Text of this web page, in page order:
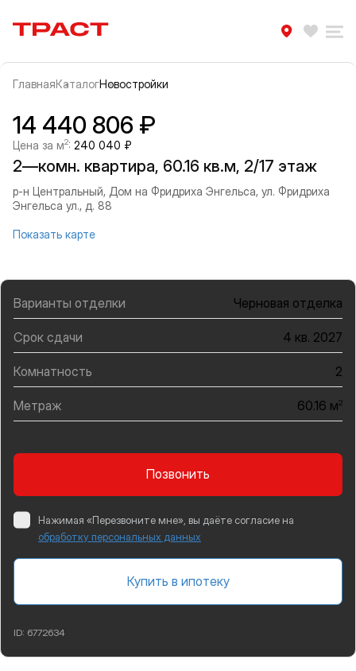
Траст | Служба недвижимости
ГлавнаяКаталогНовостройки
Информация об объекте
Галерея
14 440 806 ₽
Цена за м2: 240 040 ₽
2—комн. квартира, 60.16 кв.м, 2/17 этаж
р-н Центральный, Дом на Фридриха Энгельса, ул. Фридриха
Энгельса ул., д. 88
Показать карте
Варианты отделки Черновая отделка
Срок сдачи 4 кв. 2027
Комнатность 2
Метраж 60.16 м2
Позвонить
Нажимая «Перезвоните мне», вы даёте согласие на
обработку персональных данных
Купить в ипотеку
ID: 6772634